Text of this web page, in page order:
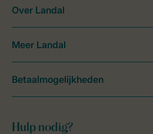
Hulp nodig?
Over Landal
Meer Landal
Betaalmogelijkheden